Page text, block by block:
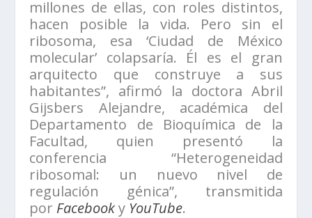
millones de ellas, con roles distintos,
hacen posible la vida. Pero sin el
ribosoma, esa ‘Ciudad de México
molecular’ colapsaría. Él es el gran
arquitecto que construye a sus
habitantes”, afirmó la doctora Abril
Gijsbers Alejandre, académica del
Departamento de Bioquímica de la
Facultad, quien presentó la
conferencia “Heterogeneidad
ribosomal: un nuevo nivel de
regulación génica”, transmitida
por Facebook y YouTube.